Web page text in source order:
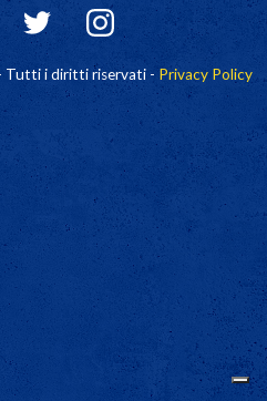
i diritti riservati - Privacy Policy